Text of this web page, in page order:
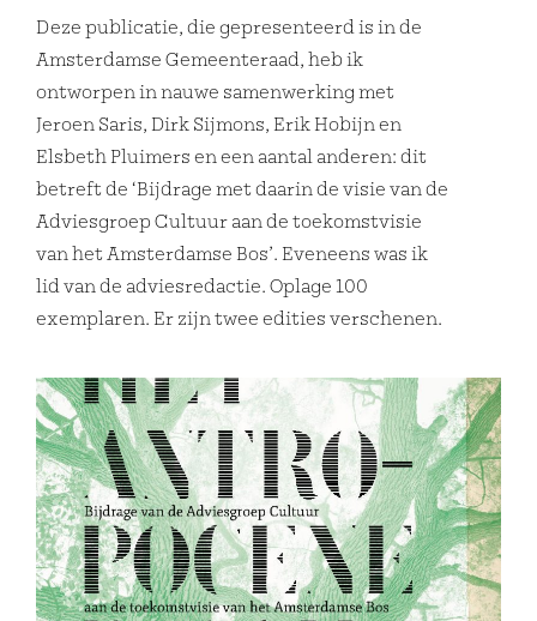
Deze publicatie, die gepresenteerd is in de
Amsterdamse Gemeenteraad, heb ik
ontworpen in nauwe samenwerking met
Jeroen Saris, Dirk Sijmons, Erik Hobijn en
Elsbeth Pluimers en een aantal anderen: dit
betreft de ‘Bijdrage met daarin de visie van de
Adviesgroep Cultuur aan de toekomstvisie
van het Amsterdamse Bos’. Eveneens was ik
lid van de adviesredactie. Oplage 100
exemplaren. Er zijn twee edities verschenen.